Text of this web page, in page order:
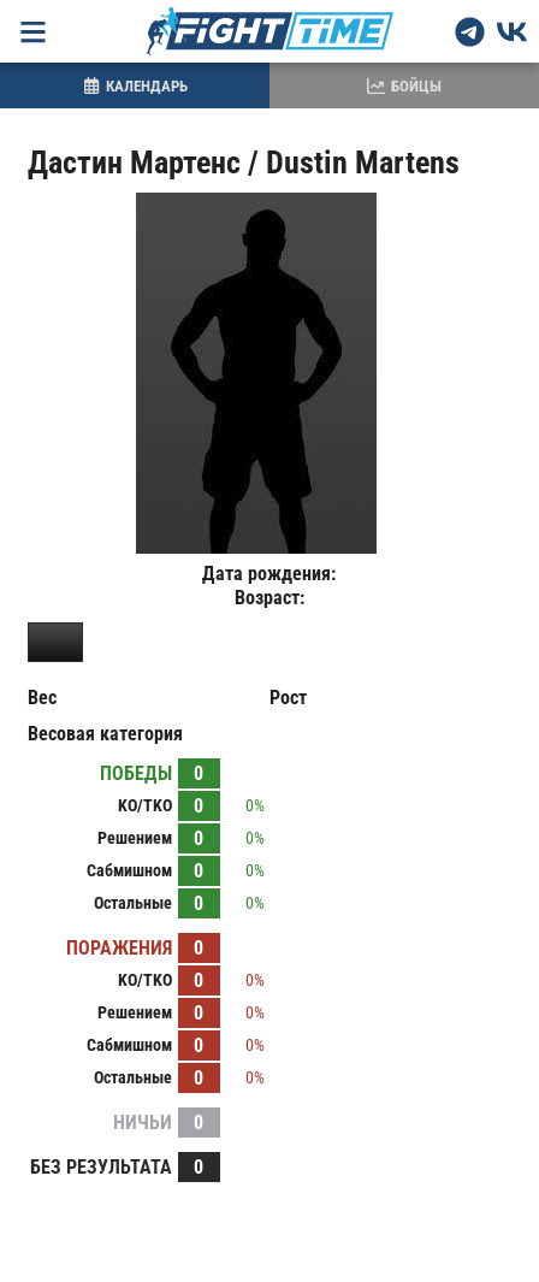
Дастин Мартенс / Dustin Martens
Дата рождения:
Возраст:
Вес
Рост
Весовая категория
ПОБЕДЫ
0
KO/TKO 0
0%
Решением
0
0%
Сабмишном
0
0%
Остальные
0 0%
ПОРАЖЕНИЯ 0
KO/TKO 0
0%
Решением
0
0%
Сабмишном
0
0%
Остальные
0 0%
НИЧЬИ
0
БЕЗ РЕЗУЛЬТАТА
0
КАЛЕНДАРЬ БОЙЦЫ